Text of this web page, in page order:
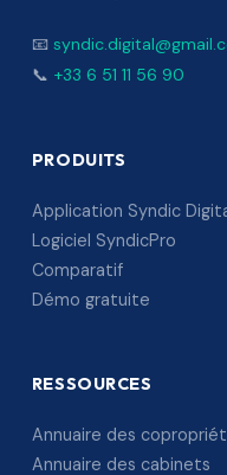
📧
📞 +33 6 51 11 56 90
PRODUITS
Application Syndic
Logiciel SyndicPro
Comparatif
Démo gratuite
RESSOURCES
Annuaire des
Annuaire des cabinets